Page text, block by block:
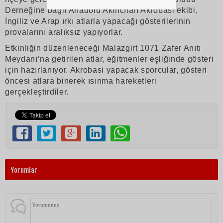
Derneğine bağlı Anadolu Akıncıları Akrobasi ekibi,
İngiliz ve Arap ırkı atlarla yapacağı gösterilerinin
provalarını aralıksız yapıyorlar.
Etkinliğin düzenleneceği Malazgirt 1071 Zafer Anıtı
Meydanı’na getirilen atlar, eğitmenler eşliğinde gösteri
için hazırlanıyor. Akrobasi yapacak sporcular, gösteri
öncesi atlara binerek ısınma hareketleri
gerçekleştirdiler.
Yorumlar